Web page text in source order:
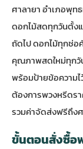
ศาลายา อำเภอพุ
ดอกไม้สดทุกวันตั้ง
ถัดไป ดอกไม้ทุกช่
คุณภาพสดใหม่ทุก
พร้อมป้ายข้อความ
ต้องการพวงหรีดร
รวมค่าจัดส่งฟรีถึง
ขั้นตอนสั่งซื้อ